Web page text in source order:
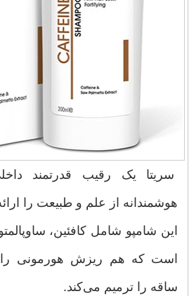
سریتا یک رقیب قدرتمند
هوشمندانه از علم و طبیعت را
این شامپو شامل کافئین،
است که هم ریزش هورمونی
ساقه را ترمیم می‌کند.